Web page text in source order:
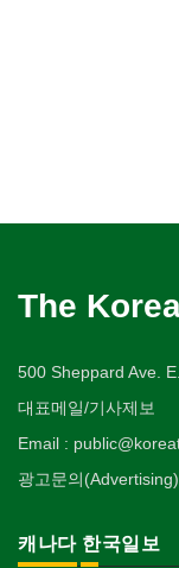
The
500 Sheppard Ave.
대표메일/기사제보
Email :
광고문의
캐나다 한국일보